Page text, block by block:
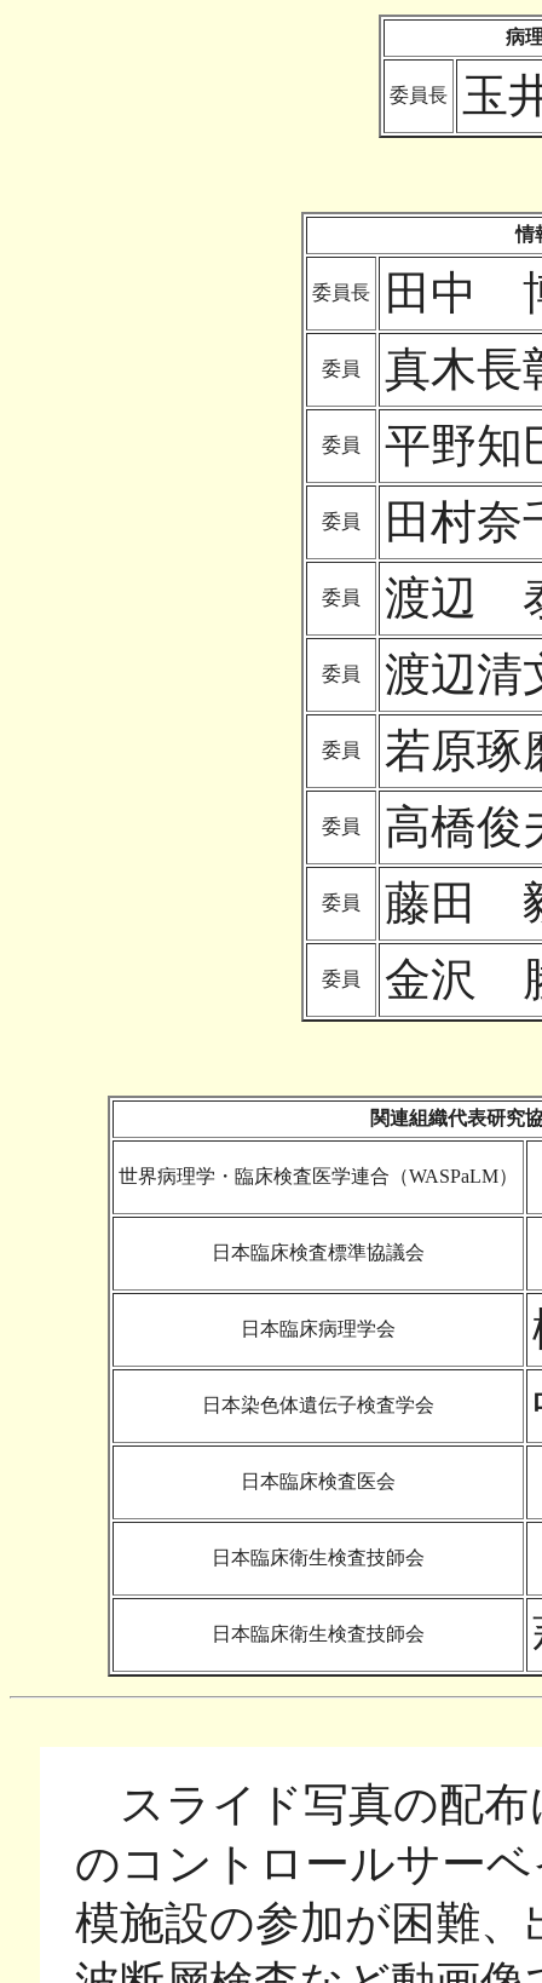
病
委員長 玉
情
委員長 田中
委員 真木長
委員 平野知
委員 田村奈
委員 渡辺
委員 渡辺清
委員 若原琢
委員 高橋俊
委員 藤田
委員 金沢
関連組織代表研究
世界病理学・臨床検査医学連合（WASPaLM）
日本臨床検査標準協議会
日本臨床病理学会
日本染色体遺伝子検査学会
日本臨床検査医会
日本臨床衛生検査技師会
日本臨床衛生検査技師会
スライド写真の配布
のコントロールサー
模施設の参加が困難